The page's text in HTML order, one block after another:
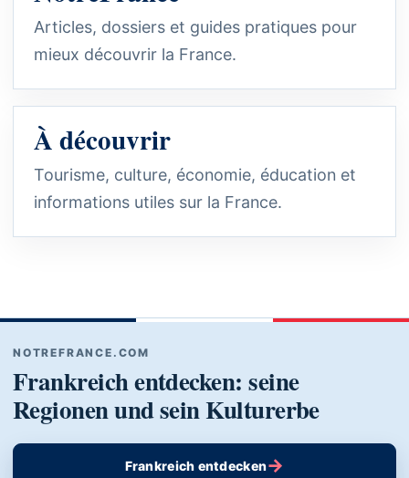
Articles, dossiers et guides pratiques pour
mieux découvrir la France.
À découvrir
Tourisme, culture, économie, éducation et
informations utiles sur la France.
NOTREFRANCE.COM
Frankreich entdecken: seine
Regionen und sein Kulturerbe
Frankreich entdecken→